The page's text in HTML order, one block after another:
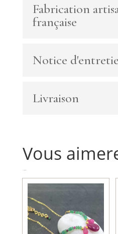
chaîne
argent925
aventurine
candy
Fabrication
française
Notice
Livraison
Vous